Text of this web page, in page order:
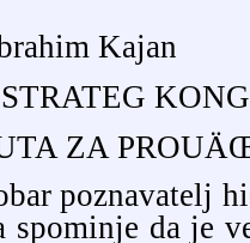
Kajan
ZA
poznavatelj
spominje da je